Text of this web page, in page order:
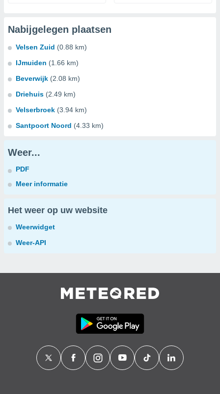
Nabijgelegen plaatsen
Velsen Zuid (0.88 km)
IJmuiden (1.66 km)
Beverwijk (2.08 km)
Driehuis (2.49 km)
Velserbroek (3.94 km)
Santpoort Noord (4.33 km)
Weer...
PDF
Meer informatie
Het weer op uw website
Weerwidget
Weer-API